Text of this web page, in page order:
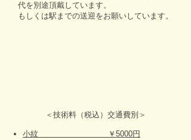
代を別途頂戴しています。
もしくは駅までの送迎をお願いしています。
＜技術料（税込）交通費別＞
小紋 ￥5000円